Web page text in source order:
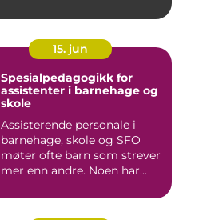
15. jun
Spesialpedagogikk for
assistenter i barnehage og
skole
Assisterende personale i
barnehage, skole og SFO
møter ofte barn som strever
mer enn andre. Noen har...